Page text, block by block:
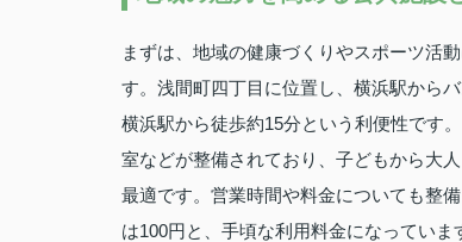
まずは、地域の健康づくりやスポーツ活
す。浅間町四丁目に位置し、横浜駅から
横浜駅から徒歩約15分という利便性です
室などが整備されており、子どもから大
最適です。営業時間や料金についても整
は100円と、手頃な利用料金になってい